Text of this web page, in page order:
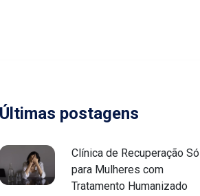
Últimas postagens
Clínica de Recuperação Só
para Mulheres com
Tratamento Humanizado